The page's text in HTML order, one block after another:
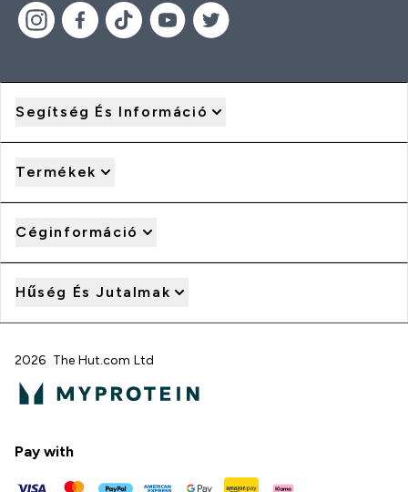
Segítség És Információ
Termékek
Céginformáció
Hűség És Jutalmak
2026 The Hut.com Ltd
Pay with